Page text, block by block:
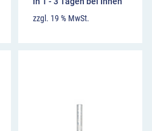
zzgl. 19 % MwSt.